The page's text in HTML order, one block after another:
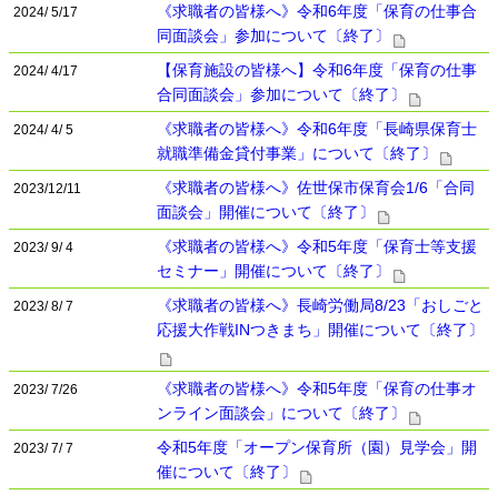
2024/ 5/17
《求職者の皆様へ》令和6年度「保育の仕事合
同面談会」参加について〔終了〕
2024/ 4/17
【保育施設の皆様へ】令和6年度「保育の仕事
合同面談会」参加について〔終了〕
2024/ 4/ 5
《求職者の皆様へ》令和6年度「長崎県保育士
就職準備金貸付事業」について〔終了〕
2023/12/11
《求職者の皆様へ》佐世保市保育会1/6「合同
面談会」開催について〔終了〕
2023/ 9/ 4
《求職者の皆様へ》令和5年度「保育士等支援
セミナー」開催について〔終了〕
2023/ 8/ 7
《求職者の皆様へ》長崎労働局8/23「おしごと
応援大作戦INつきまち」開催について〔終了〕
2023/ 7/26
《求職者の皆様へ》令和5年度「保育の仕事オ
ンライン面談会」について〔終了〕
2023/ 7/ 7
令和5年度「オープン保育所（園）見学会」開
催について〔終了〕